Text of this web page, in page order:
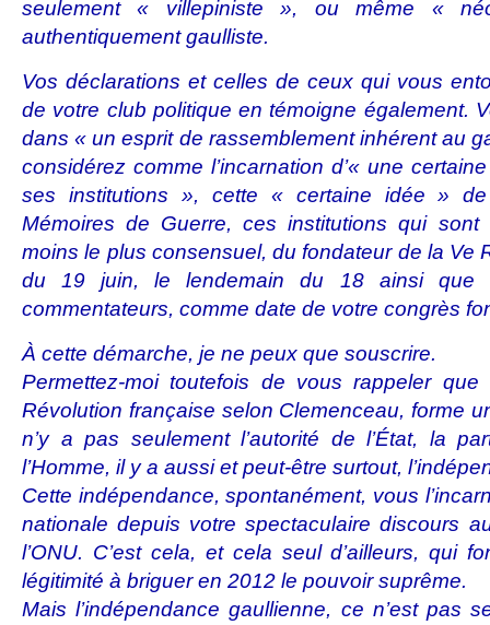
seulement « villepiniste », ou même «
authentiquement gaulliste.
Vos déclarations et celles de ceux qui vous
de votre club politique en témoigne également.
dans « un esprit de rassemblement inhérent au
considérez comme l’incarnation d’« une
ses institutions », cette « certaine idée »
Mémoires de Guerre, ces institutions qui
moins le plus consensuel, du fondateur de la Ve
du 19 juin, le lendemain du 18 ainsi que
commentateurs, comme date de votre congrès
À cette démarche, je ne peux que souscrire.
Permettez-moi toutefois de vous rappeler
Révolution française selon Clemenceau, forme
n’y a pas seulement l’autorité de l’État, la
l’Homme, il y a aussi et peut-être surtout,
Cette indépendance, spontanément, vous
nationale depuis votre spectaculaire discours
l’ONU. C’est cela, et cela seul d’ailleurs, qui
légitimité à briguer en 2012 le pouvoir suprême.
Mais l’indépendance gaullienne, ce n’est pas